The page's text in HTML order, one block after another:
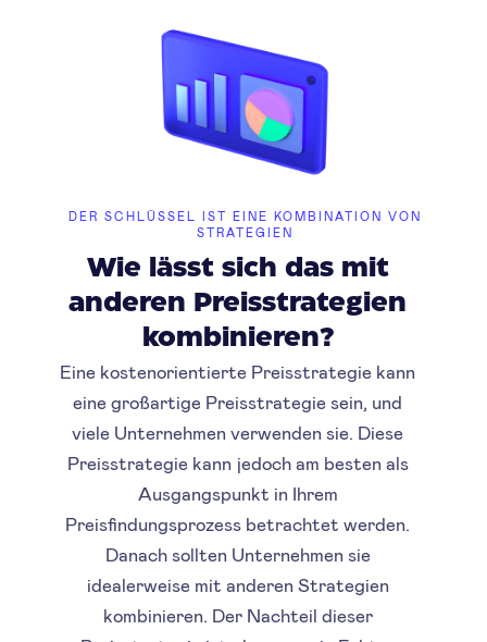
DER SCHLÜSSEL IST EINE KOMBINATION VON
STRATEGIEN
Wie lässt sich das mit
anderen Preisstrategien
kombinieren?
Eine kostenorientierte Preisstrategie kann
eine großartige Preisstrategie sein, und
viele Unternehmen verwenden sie. Diese
Preisstrategie kann jedoch am besten als
Ausgangspunkt in Ihrem
Preisfindungsprozess betrachtet werden.
Danach sollten Unternehmen sie
idealerweise mit anderen Strategien
kombinieren. Der Nachteil dieser